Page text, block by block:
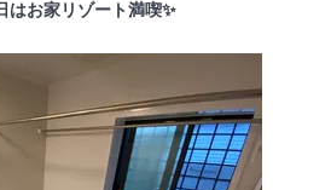
はお家リゾート満喫✨